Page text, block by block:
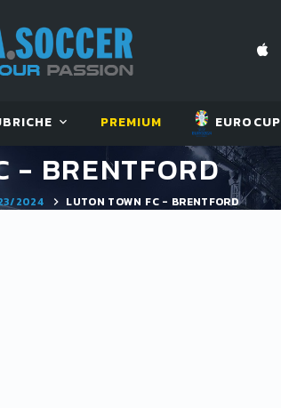
PREMIUM EUROCUP
- BRENTFORD
2024 LUTON TOWN FC - BRENTFORD